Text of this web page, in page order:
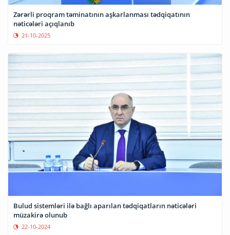
Zərərli proqram təminatının aşkarlanması tədqiqatının
nəticələri açıqlanıb
21-10-2025
Bulud sistemləri ilə bağlı aparılan tədqiqatların nəticələri
müzakirə olunub
22-10-2024